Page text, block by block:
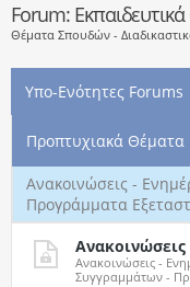
Forum:
Θέματα Σπουδών -
Υπο-Ενότητες Forums
Προπτυχιακά Θέματα
Ανακοινώσεις -
Προγράμματα
Ανακοινώσεις -
Συγγραμμάτων -